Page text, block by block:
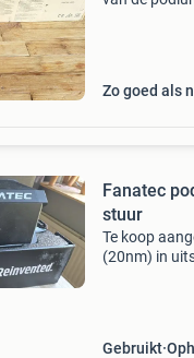
Zo goed als
Fanatec
stuur
Te koop
(20nm) in
Gebruikt